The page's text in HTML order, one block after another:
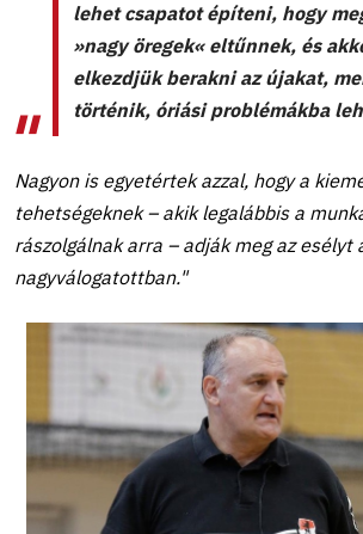
lehet csapatot építeni, hogy
»nagy öregek« eltűnnek, és
elkezdjük berakni az újakat,
történik, óriási problémákba
Nagyon is egyetértek azzal, hogy a
tehetségeknek – akik legalábbis a
rászolgálnak arra – adják meg az esélyt
nagyválogatottban."